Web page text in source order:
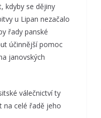
kdyby se dějiny
u Lipan nezačalo
řady panské
účinnější pomoc
janovských
válečnictví ty
na celé řadě jeho